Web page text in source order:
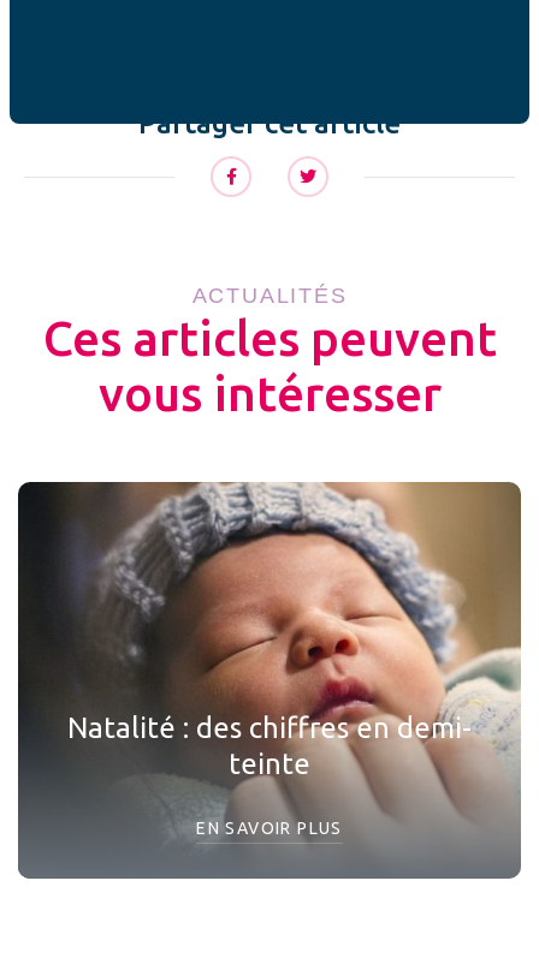
Partager cet article
ACTUALITÉS
Ces articles peuvent
vous intéresser
Natalité : des chiffres en demi-
teinte
EN SAVOIR PLUS